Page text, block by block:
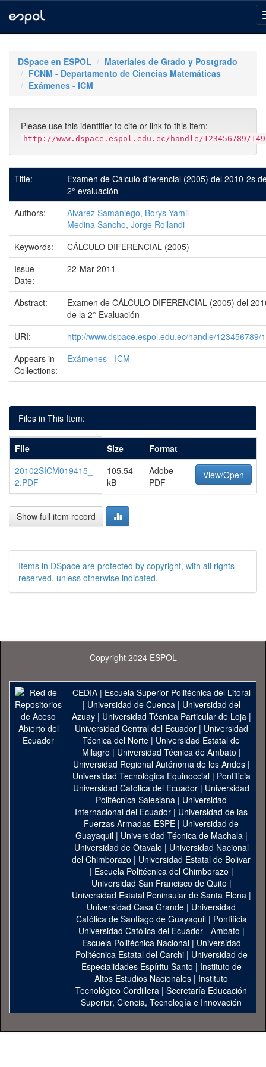
navigationDSpace en ESPOL
Materiales de Grado y Postgrado
FCNM - Departamento de Ciencias Matemáticas
Exámenes - ICM
Please use this identifier to cite or link to this item:
http://www.dspace.espol.edu.ec/handle/123456789/
Title:
Examen de Cálculo diferencial (2005) del 2010-2s
2° evaluación
Authors:
Alvarez Samaniego, Borys Yamil
Medina Sancho, Jorge Roilandi
Keywords:
CÁLCULO DIFERENCIAL (2005)
Issue
Date:
22-Mar-2011
Abstract:
Examen de CÁLCULO DIFERENCIAL (2005) del
de la 2° Evaluación
URI:
http://www.dspace.espol.edu.ec/handle/123456789/
Appears in
Collections:
Exámenes - ICM
Files in This Item:
File Size
Format
20102SICM019415_
2.PDF
105.54
kB
Adobe
PDF
View/Open
Show full item record
Items in DSpace are protected by copyright, with all rights
reserved, unless otherwise indicated.
Copyright 2024 ESPOL
CEDIA| Escuela Superior Politécnica del Litoral
| Universidad de Cuenca| Universidad del
Azuay| Universidad Técnica Particular de Loja|
Universidad Central del Ecuador| Universidad
Técnica del Norte | Universidad Estatal de
Milagro | Universidad Técnica de Ambato |
Universidad Regional Autónoma de los Andes|
Universidad Tecnológica Equinoccial| Pontificia
Universidad Catolica del Ecuador | Universidad
Politécnica Salesiana | Universidad
Internacional del Ecuador | Universidad de las
Fuerzas Armadas-ESPE | Universidad de
Guayaquil| Universidad Técnica de Machala|
Universidad de Otavalo | Universidad Nacional
del Chimborazo | Universidad Estatal de Bolivar
| Escuela Politécnica del Chimborazo |
Universidad San Francisco de Quito |
Universidad Estatal Peninsular de Santa Elena|
Universidad Casa Grande | Universidad
Católica de Santiago de Guayaquil| Pontificia
Universidad Católica del Ecuador - Ambato |
Escuela Politécnica Nacional| Universidad
Politécnica Estatal del Carchi| Universidad de
Especialidades Espíritu Santo | Instituto de
Altos Estudios Nacionales | Instituto
Tecnológico Cordillera | Secretaría Educación
Superior, Ciencia, Tecnología e Innovación